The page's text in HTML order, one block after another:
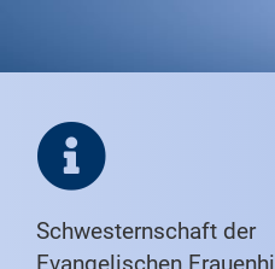
Schwesternschaft der